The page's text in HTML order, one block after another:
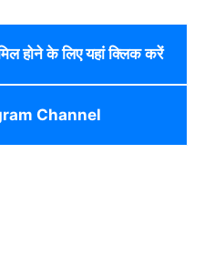
होने के लिए यहां क्लिक करें
Channel